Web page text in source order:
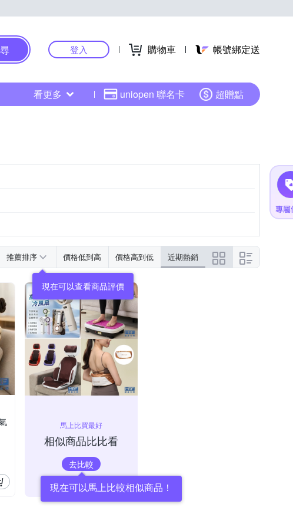
登入 購物車 帳號綁定送
看更多 uniopen 聯名卡 超贈點
推薦排序 價格低到高 價格高到低 近期熱銷
現在可以查看商品評價
馬上比買最好
相似商品比比看
去比較
現在可以馬上比較相似商品！